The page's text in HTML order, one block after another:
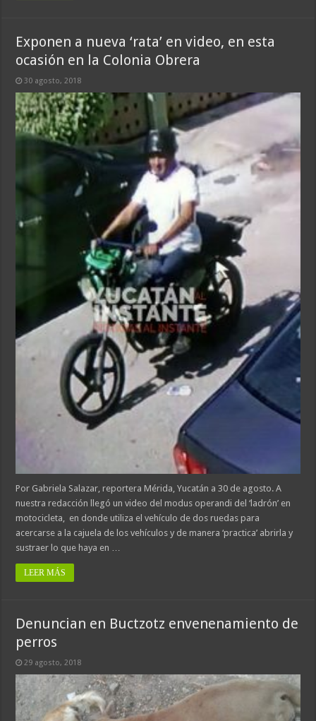
Exponen a nueva ‘rata’ en video, en esta
ocasión en la Colonia Obrera
30 agosto, 2018
Por Gabriela Salazar, reportera Mérida, Yucatán a 30 de agosto. A
nuestra redacción llegó un video del modus operandi del ‘ladrón’ en
motocicleta, en donde utiliza el vehículo de dos ruedas para
acercarse a la cajuela de los vehículos y de manera ‘practica’ abrirla y
sustraer lo que haya en …
LEER MÁS
Denuncian en Buctzotz envenenamiento de
perros
29 agosto, 2018